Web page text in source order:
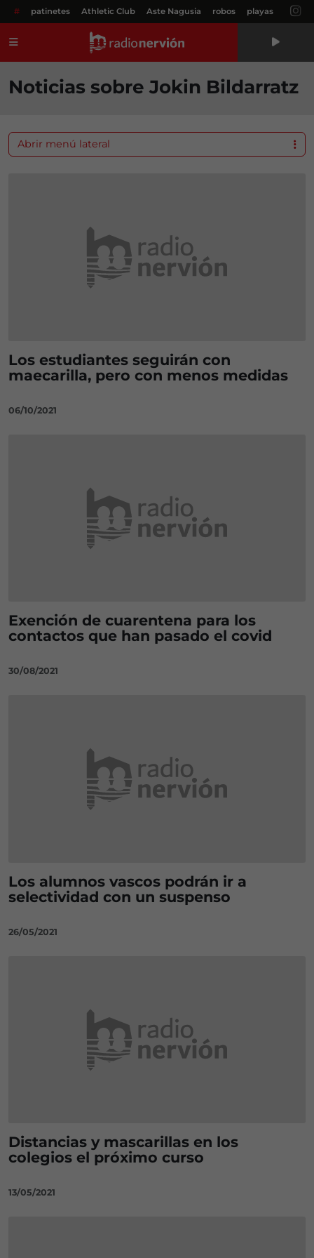
# patinetes Athletic Club Aste Nagusia robos playas
Noticias sobre Jokin Bildarratz
Los estudiantes seguirán con
maecarilla, pero con menos medidas
06/10/2021
Exención de cuarentena para los
contactos que han pasado el covid
30/08/2021
Los alumnos vascos podrán ir a
selectividad con un suspenso
26/05/2021
Distancias y mascarillas en los
colegios el próximo curso
13/05/2021
Abrir menú lateral